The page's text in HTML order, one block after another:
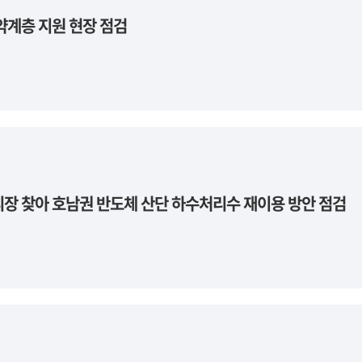
층 지원 현장 점검
찾아 호남권 반도체 산단 하수처리수 재이용 방안 점검